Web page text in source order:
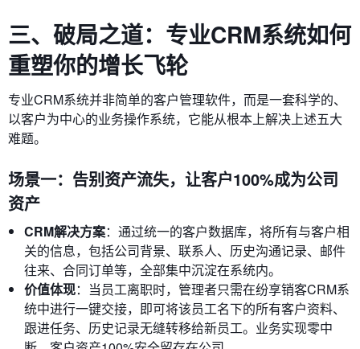
三、破局之道：专业CRM系统如何
重塑你的增长飞轮
专业CRM系统并非简单的客户管理软件，而是一套科学的、
以客户为中心的业务操作系统，它能从根本上解决上述五大
难题。
场景一：告别资产流失，让客户100%成为公司
资产
CRM解决方案：通过统一的客户数据库，将所有与客户相
关的信息，包括公司背景、联系人、历史沟通记录、邮件
往来、合同订单等，全部集中沉淀在系统内。
价值体现：当员工离职时，管理者只需在纷享销客CRM系
统中进行一键交接，即可将该员工名下的所有客户资料、
跟进任务、历史记录无缝转移给新员工。业务实现零中